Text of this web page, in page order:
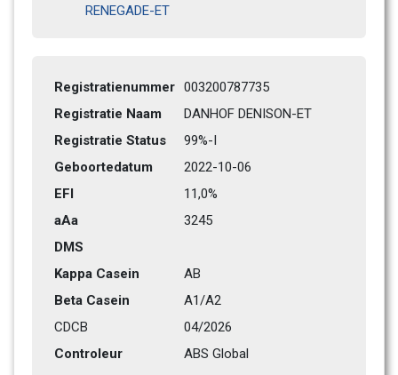
RENEGADE-ET
Registratienummer 003200787735
Registratie Naam
DANHOF DENISON-ET
Registratie Status
99%-I
Geboortedatum
2022-10-06
EFI
11,0%
aAa
3245
DMS
Kappa Casein
AB
Beta Casein
A1/A2
CDCB
04/2026
Controleur
ABS Global